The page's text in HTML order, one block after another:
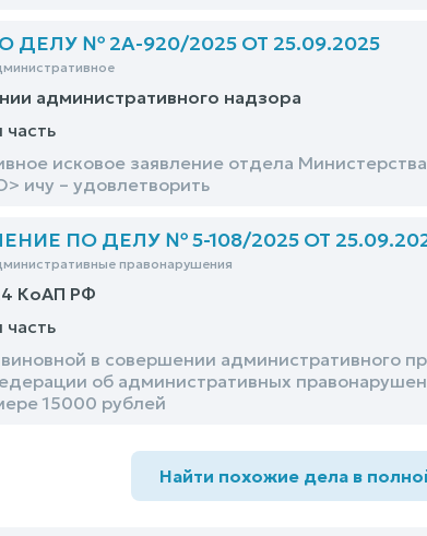
ДЕЛУ № 2А-920/2025 ОТ 25.09.2025
административного надзора
исковое заявление отдела
ичу – удовлетворить
ПО ДЕЛУ № 5-108/2025 ОТ
правонарушения
КоАП РФ
в совершении административного
об административных
15000 рублей
Найти похожие дела в